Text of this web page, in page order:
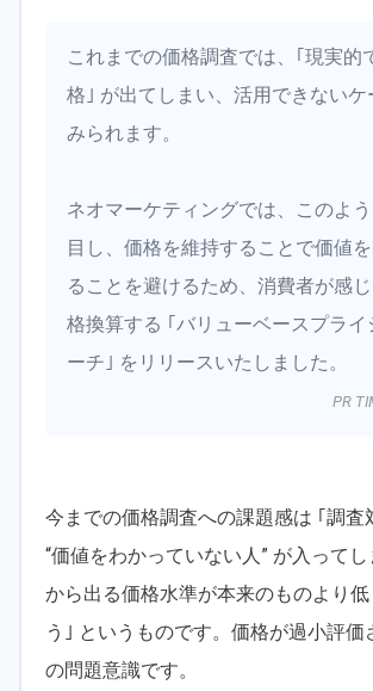
これまでの価格調査では、｢現実的
格｣ が出てしまい、活用できないケ
みられます。
ネオマーケティングでは、このよ
目し、価格を維持することで価値
ることを避けるため、消費者が感
格換算する ｢バリューベースプライ
ーチ｣ をリリースいたしました。
PR
今までの価格調査への課題感は ｢調査
“価値をわかっていない人” が入って
から出る価格水準が本来のものより低
う｣ というものです。価格が過小評価
の問題意識です。